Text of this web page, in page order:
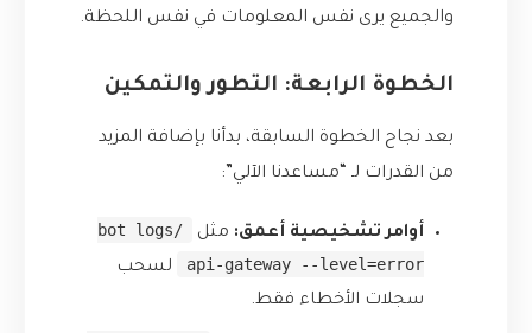
والجميع يرى نفس المعلومات في نفس اللحظة.
الخطوة الرابعة: التطور والتمكين
بعد نجاح الخطوة السابقة، بدأنا بإضافة المزيد
من القدرات لـ “مساعدنا الآلي”:
أوامر تشخيصية أعمق: مثل
/bot logs
api-gateway --level=error
لسحب
سجلات الأخطاء فقط.